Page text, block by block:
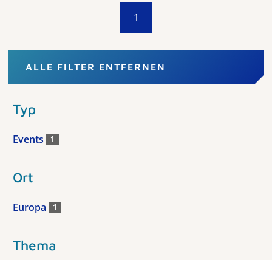
1
ALLE FILTER ENTFERNEN
Typ
Events 1
Ort
Europa 1
Thema